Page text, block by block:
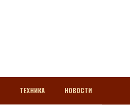
ТЕХНИКА НОВОСТИ